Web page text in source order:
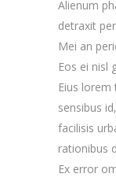
Alienum
detraxit
Mei an
Eos ei nisl
Eius
sensibus
facilisis
rationibus
Ex error